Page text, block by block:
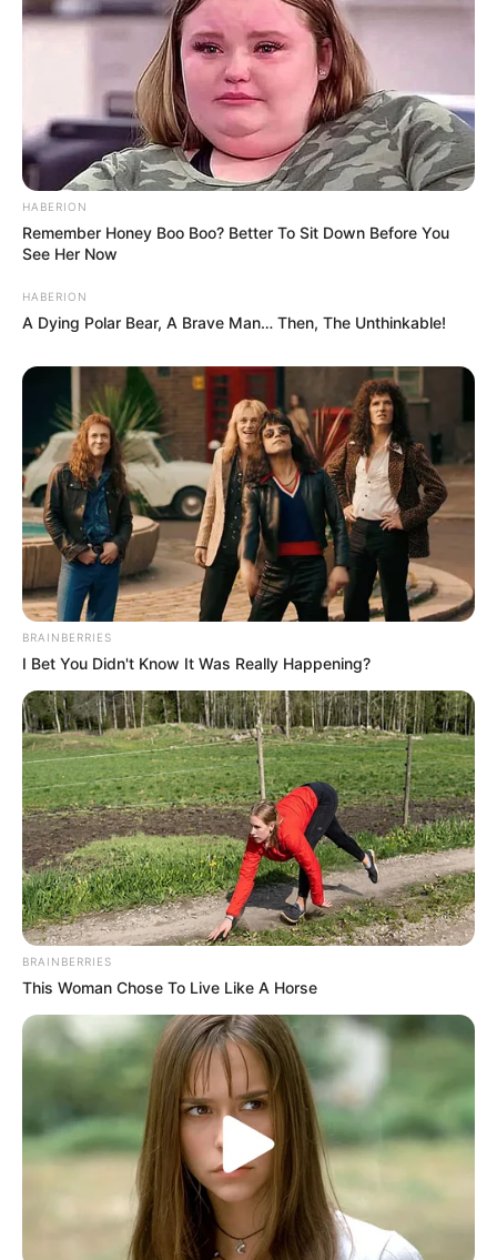
HABERION
Remember Honey Boo Boo? Better To Sit Down Before You
See Her Now
HABERION
A Dying Polar Bear, A Brave Man… Then, The Unthinkable!
BRAINBERRIES
I Bet You Didn't Know It Was Really Happening?
BRAINBERRIES
This Woman Chose To Live Like A Horse